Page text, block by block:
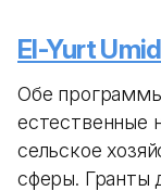
El-Yurt
Обе
естественные
сельское
сферы. Гранты